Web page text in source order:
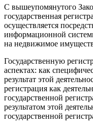
С вышеупомянутого
государственная
осуществляется
информационной
на недвижимое
Государственную
аспектах: как
результат этой
регистрация как
государственной
результатом этой
государственной